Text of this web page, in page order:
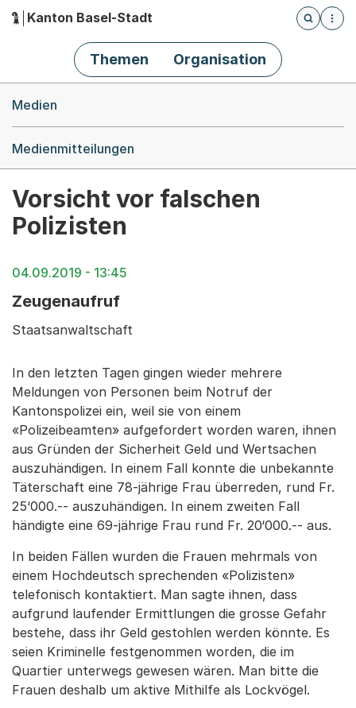
Hauptnavigation
Kanton Basel-Stadt
Öffnet
Themen Organisation
Medien
Medienmitteilungen
Vorsicht vor falschen
Polizisten
04.09.2019 - 13:45
Zeugenaufruf
Staatsanwaltschaft
In den letzten Tagen gingen wieder mehrere
Meldungen von Personen beim Notruf der
Kantonspolizei ein, weil sie von einem
«Polizeibeamten» aufgefordert worden waren, ihnen
aus Gründen der Sicherheit Geld und Wertsachen
auszuhändigen. In einem Fall konnte die unbekannte
Täterschaft eine 78-jährige Frau überreden, rund Fr.
25‘000.-- auszuhändigen. In einem zweiten Fall
händigte eine 69-jährige Frau rund Fr. 20‘000.-- aus.
In beiden Fällen wurden die Frauen mehrmals von
einem Hochdeutsch sprechenden «Polizisten»
telefonisch kontaktiert. Man sagte ihnen, dass
aufgrund laufender Ermittlungen die grosse Gefahr
bestehe, dass ihr Geld gestohlen werden könnte. Es
seien Kriminelle festgenommen worden, die im
Quartier unterwegs gewesen wären. Man bitte die
Frauen deshalb um aktive Mithilfe als Lockvögel.